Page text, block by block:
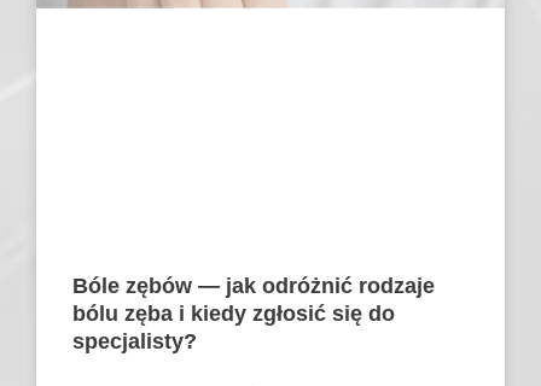
Bóle zębów — jak odróżnić rodzaje
bólu zęba i kiedy zgłosić się do
specjalisty?